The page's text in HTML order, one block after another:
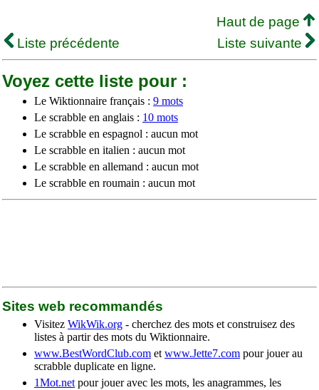
Haut de page
Liste précédente
Liste suivante
Voyez cette liste pour :
Le Wiktionnaire français : 9 mots
Le scrabble en anglais : 10 mots
Le scrabble en espagnol : aucun mot
Le scrabble en italien : aucun mot
Le scrabble en allemand : aucun mot
Le scrabble en roumain : aucun mot
Sites web recommandés
Visitez WikWik.org - cherchez des mots et construisez des
listes à partir des mots du Wiktionnaire.
www.BestWordClub.com et www.Jette7.com pour jouer au
scrabble duplicate en ligne.
1Mot.net pour jouer avec les mots, les anagrammes, les